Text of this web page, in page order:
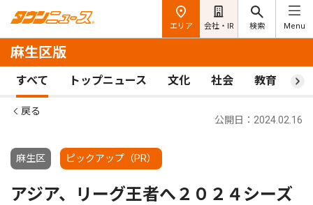
エリア 会社・IR 検索 Menu
麻生区版
すべて トップニュース 文化 社会 教育 ス
戻る
麻生区 ピックアップ（PR）
公開日：2024.02.16
アジア、リーグ王者へ２０２４シーズ